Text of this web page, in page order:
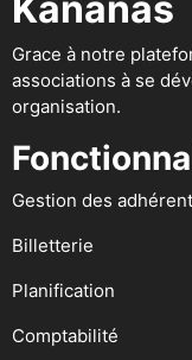
Grace à notre
associations à se
organisation.
Gestion des
Billetterie
Planification
Comptabilité